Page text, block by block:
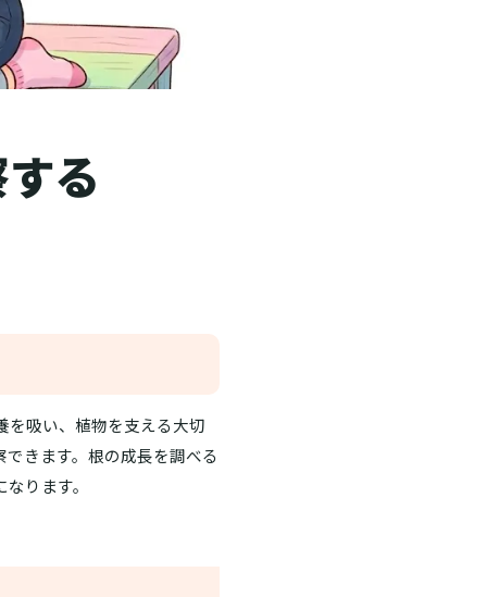
る
を吸い、植物を支える大切
きます。根の成長を調べる
ります。